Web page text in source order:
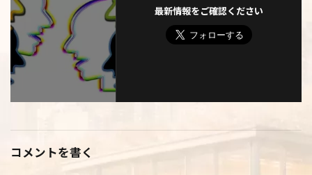
最新情報をご確認ください
コメントを書く